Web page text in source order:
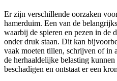
Er zijn verschillende oorzaken
hamerduim. Een van de
waarbij de spieren en pezen in de
onder druk staan. Dit kan
vaak moeten tillen, schrijven of in
de herhaaldelijke belasting
beschadigen en ontstaat er een